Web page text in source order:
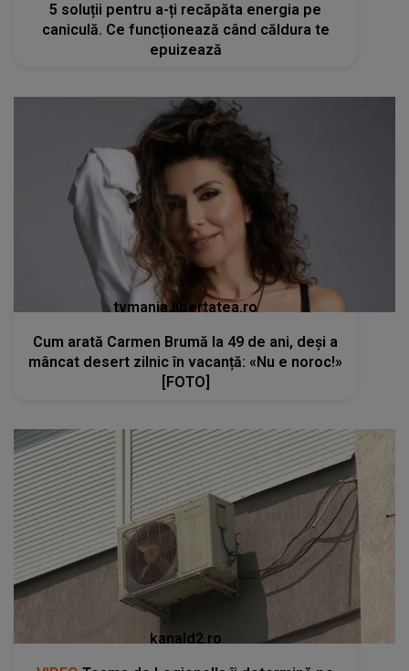
5 soluții pentru a-ți recăpăta energia pe
caniculă. Ce funcționează când căldura te
epuizează
tvmania.libertatea.ro
Cum arată Carmen Brumă la 49 de ani, deși a
mâncat desert zilnic în vacanță: «Nu e noroc!»
[FOTO]
kanald2.ro